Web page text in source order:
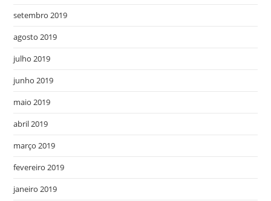
setembro 2019
agosto 2019
julho 2019
junho 2019
maio 2019
abril 2019
março 2019
fevereiro 2019
janeiro 2019